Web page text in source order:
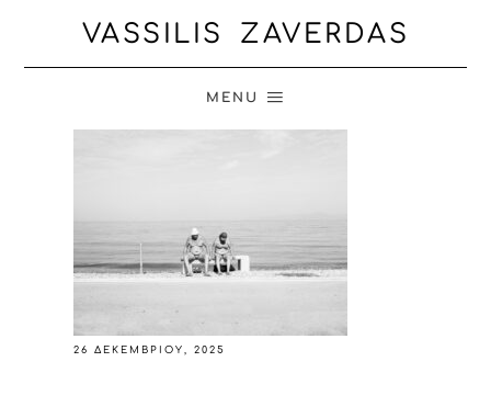
VASSILIS ZAVERDAS
MENU
26 ΔΕΚΕΜΒΡΊΟΥ, 2025